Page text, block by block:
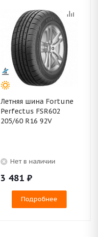
Летняя шина Fortune
Perfectus FSR602
205/60 R16 92V
Нет в наличии
3 481 ₽
Подробнее